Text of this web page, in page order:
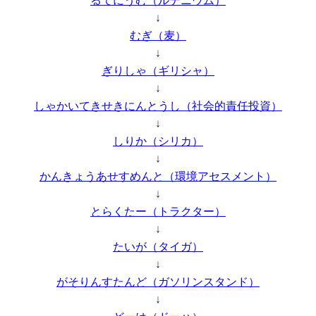
↓
むぎ（麦）
↓
ぎりしゃ（ギリシャ）
↓
しゃかいてきせきにんとうし（社会的責任投資）
↓
しりか（シリカ）
↓
かんきょうあせすめんと（環境アセスメント）
↓
とらくたー（トラクター）
↓
たいが（タイガ）
↓
がそりんすたんど（ガソリンスタンド）
↓